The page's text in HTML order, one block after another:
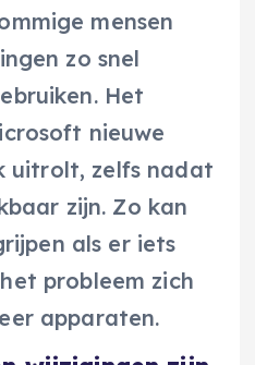
mensen
zo snel
Het
nieuwe
uitrolt, zelfs nadat
zijn. Zo kan
als er iets
probleem zich
apparaten.